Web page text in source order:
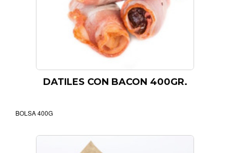
DATILES CON BACON 400GR.
BOLSA 400G